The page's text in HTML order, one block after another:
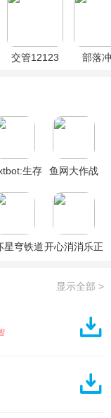
交管12123 部落
生存
鱼网大作战
星穹铁道开心消消乐正
显示全部 >